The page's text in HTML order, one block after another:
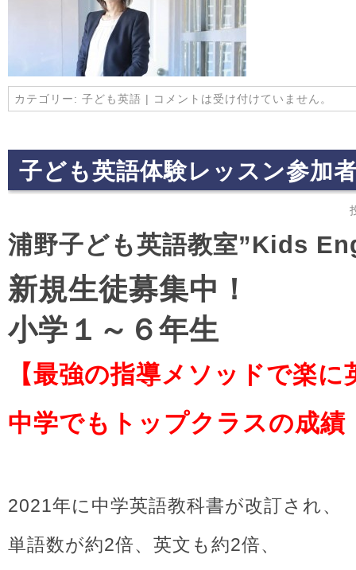
カテゴリー: 子ども英語 | コメントは受け付けていません。
子ども英語体験レッスン参加
浦野子ども英語教室”Kids
新規生徒募集中！
小学１～６年生
【最強の指導メソッドで楽
中学でもトップクラスの成績
2021年に中学英語教科書が改訂され、
単語数が約2倍、英文も約2倍、